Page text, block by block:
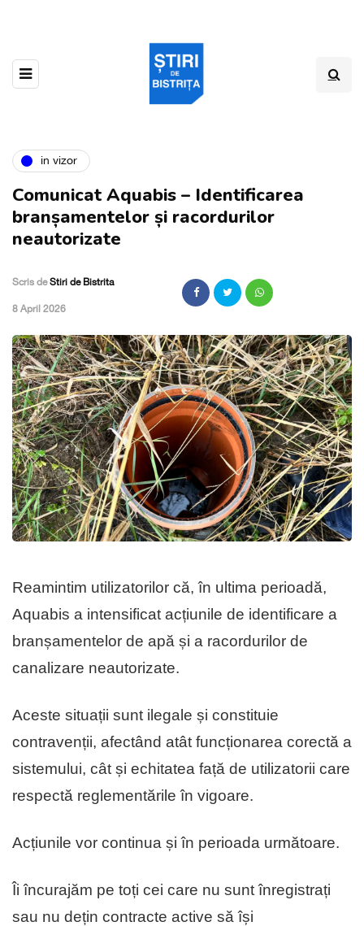
in vizor
Comunicat Aquabis – Identificarea
branșamentelor și racordurilor
neautorizate
Scris deStiri de Bistrita
,8 April 2026
Reamintim utilizatorilor că, în ultima perioadă,
Aquabis a intensificat acțiunile de identificare a
branșamentelor de apă și a racordurilor de
canalizare neautorizate.
Aceste situații sunt ilegale și constituie
contravenții, afectând atât funcționarea corectă a
sistemului, cât și echitatea față de utilizatorii care
respectă reglementările în vigoare.
Acțiunile vor continua și în perioada următoare.
Îi încurajăm pe toți cei care nu sunt înregistrați
sau nu dețin contracte active să își